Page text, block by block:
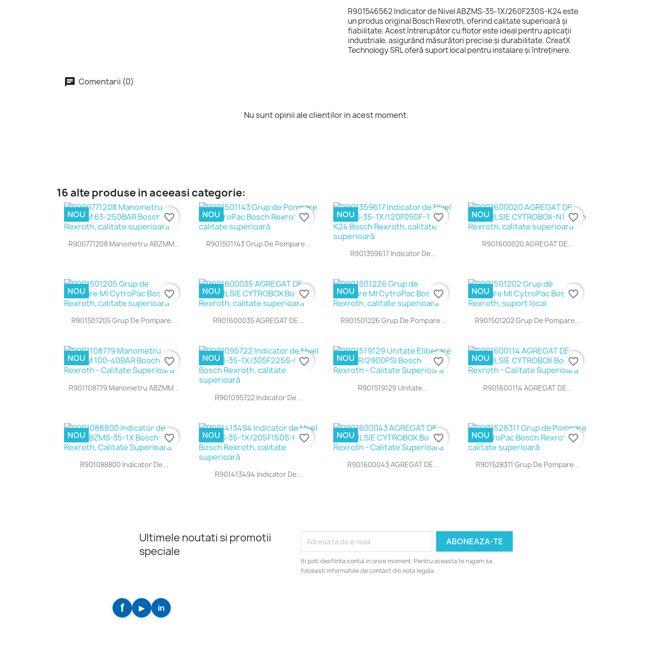
R901546562 Indicator de Nivel ABZMS-35-1X/260F230S-K24 este
un produs original Bosch Rexroth, oferind calitate superioară și
fiabilitate. Acest întrerupător cu flotor este ideal pentru aplicații
industriale, asigurând măsurători precise și durabilitate. CreatX
Technology SRL oferă suport local pentru instalare și întreținere.
Comentarii (0)
Nu sunt opinii ale clientilor in acest moment.
16 alte produse in aceeasi categorie:
Vizualizare rapida
R900771208 Manometru ABZMM...
NOU favorite_border
Vizualizare rapida
R901501143 Grup De Pompare...
NOU favorite_border
Vizualizare rapida
R901359617 Indicator De...
NOU favorite_border
Vizualizare rapida
R901600020 AGREGAT DE...
NOU favorite_border
Vizualizare rapida
R901501205 Grup De Pompare...
NOU favorite_border
Vizualizare rapida
R901600035 AGREGAT DE...
NOU favorite_border
Vizualizare rapida
R901501226 Grup De Pompare...
NOU favorite_border
Vizualizare rapida
R901501202 Grup De Pompare...
NOU favorite_border
Vizualizare rapida
R901108779 Manometru ABZMM...
NOU favorite_border
Vizualizare rapida
R901095722 Indicator De...
NOU favorite_border
Vizualizare rapida
R901519129 Unitate...
NOU favorite_border
Vizualizare rapida
R901600114 AGREGAT DE...
NOU favorite_border
Vizualizare rapida
R901088800 Indicator De...
NOU favorite_border
Vizualizare rapida
R901413494 Indicator De...
NOU favorite_border
Vizualizare rapida
R901600043 AGREGAT DE...
NOU favorite_border
Vizualizare rapida
R901528311 Grup De Pompare...
NOU favorite_border
Ultimele noutati si promotii
speciale
Iti poti desfiinta contul in orice moment. Pentru aceasta te rugam sa
folosesti informatiile de contact din nota legala.